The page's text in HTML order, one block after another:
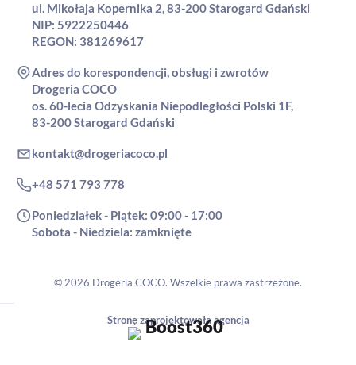
ul. Mikołaja Kopernika 2, 83-200 Starogard Gdański
NIP: 5922250446
REGON: 381269617
Adres do korespondencji, obsługi i zwrotów
Drogeria COCO
os. 60-lecia Odzyskania Niepodległości Polski 1F,
83-200 Starogard Gdański
kontakt@drogeriacoco.pl
+48 571 793 778
Poniedziałek - Piątek: 09:00 - 17:00
Sobota - Niedziela: zamknięte
© 2026 Drogeria COCO. Wszelkie prawa zastrzeżone.
Stronę zaprojektowała agencja